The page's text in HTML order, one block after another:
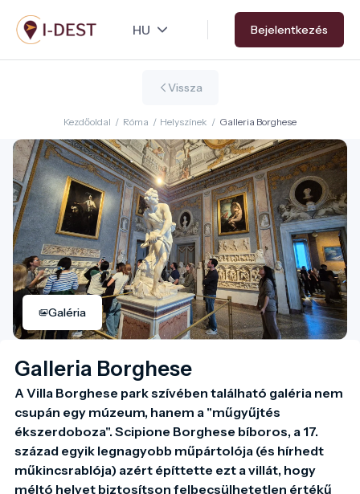
Ugrás
a
tartalomra
Bejelentkezés
Vissza
Kezdőoldal / Róma / Helyszínek / Galleria Borghese
Galéria
Galleria Borghese
A Villa Borghese park szívében található galéria nem
csupán egy múzeum, hanem a "műgyűjtés
ékszerdoboza". Scipione Borghese bíboros, a 17.
század egyik legnagyobb műpártolója (és hírhedt
műkincsrablója) azért építtette ezt a villát, hogy
méltó helyet biztosítson felbecsülhetetlen értékű